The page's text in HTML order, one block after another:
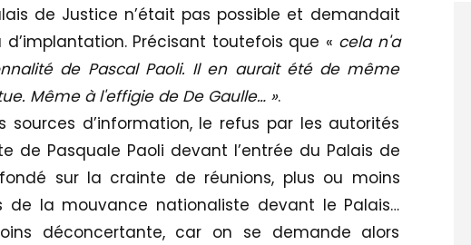
de Justice n’était pas possible et demandait
Précisant toutefois que « cela n'a
de Pascal Paoli. Il en aurait été de même
Même à l'effigie de De Gaulle… ».
sources d’information, le refus par les autorités
de Pasquale Paoli devant l’entrée du Palais de
sur la crainte de réunions, plus ou moins
de la mouvance nationaliste devant le Palais…
déconcertante, car on se demande alors